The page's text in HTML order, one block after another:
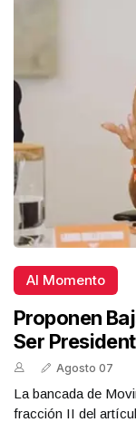
Al Momento
Proponen
Ser
Agosto 07
La bancada de
fracción II del